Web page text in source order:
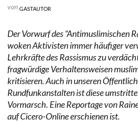
von GASTAUTOR
Der Vorwurf des “Antimuslimischen
woken Aktivisten immer häufiger
Lehrkräfte des Rassismus zu
fragwürdige Verhaltensweisen
kritisieren. Auch in unseren
Rundfunkanstalten ist diese
Vormarsch. Eine Reportage von
auf Cicero-Online erschienen ist.